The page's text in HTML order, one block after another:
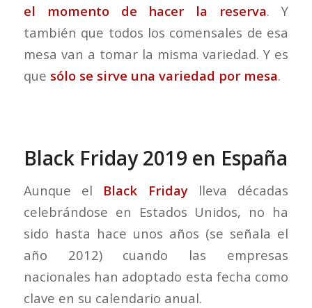
el momento de hacer la reserva. Y
también que todos los comensales de esa
mesa van a tomar la misma variedad. Y es
que sólo se sirve una variedad por mesa.
Black Friday 2019 en España
Aunque el Black Fridaylleva décadas
celebrándose en Estados Unidos, no ha
sido hasta hace unos años (se señala el
año 2012) cuando las empresas
nacionales han adoptado esta fecha como
clave en su calendario anual.